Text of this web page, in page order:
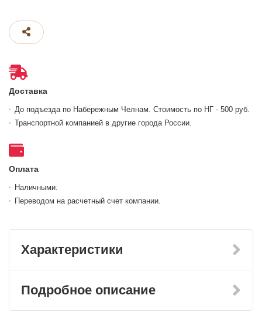
Доставка
До подъезда по Набережным Челнам. Стоимость по НГ - 500 руб.
Транспортной компанией в другие города России.
Оплата
Наличными.
Переводом на расчетный счет компании.
Характеристики
Подробное описание